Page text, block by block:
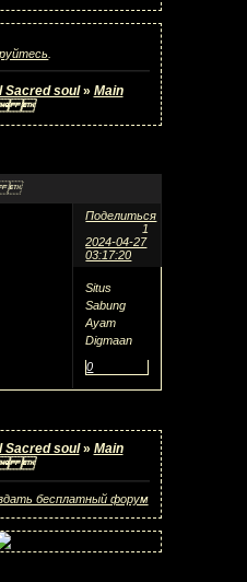
Sacred soul » Main


Поделиться
1
2024-04-27
03:17:20
Situs
Sabung
Ayam
Digmaan
0
Sacred soul » Main

бесплатный форум